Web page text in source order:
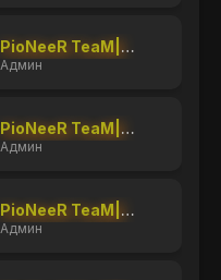
PioNeeR TeaM|shishka
Админ
PioNeeR TeaM|shishka
Админ
PioNeeR TeaM|shishka
Админ